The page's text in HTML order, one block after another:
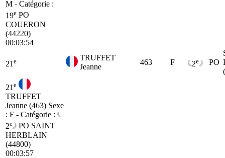
M - Catégorie :
19e PO
COUERON
(44220)
00:03:54
21 e
TRUFFET
Jeanne
463 F 2e PO
21 e
TRUFFET
Jeanne (463) Sexe
: F - Catégorie :
2e PO SAINT
HERBLAIN
(44800)
00:03:57